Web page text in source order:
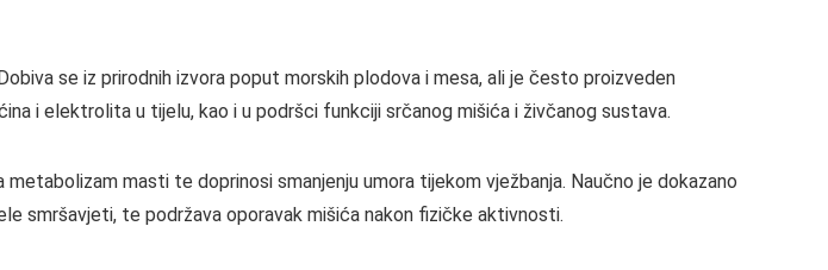
se iz prirodnih izvora poput morskih plodova i mesa, ali je često proizveden
i elektrolita u tijelu, kao i u podršci funkciji srčanog mišića i živčanog sustava.
masti te doprinosi smanjenju umora tijekom vježbanja. Naučno je dokazano
smršavjeti, te podržava oporavak mišića nakon fizičke aktivnosti.